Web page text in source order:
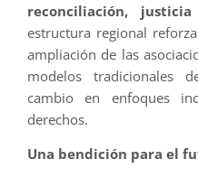
reconciliación,
estructura regional
ampliación de las
modelos tradicionales
cambio en enfoques
derechos.
Una bendición para el